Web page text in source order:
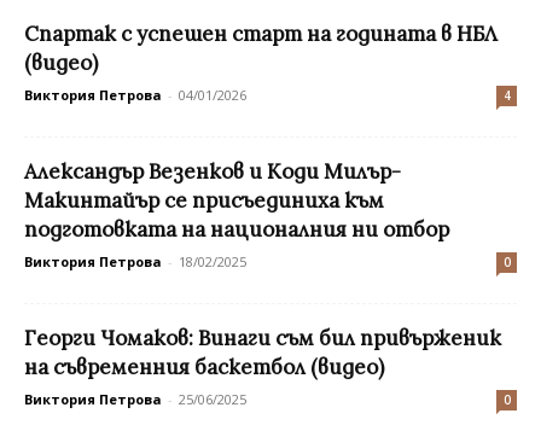
Спартак с успешен старт на годината в НБЛ
(видео)
Виктория Петрова - 04/01/2026 4
Александър Везенков и Коди Милър-
Макинтайър се присъединиха към
подготовката на националния ни отбор
Виктория Петрова - 18/02/2025 0
Георги Чомаков: Винаги съм бил привърженик
на съвременния баскетбол (видео)
Виктория Петрова - 25/06/2025 0